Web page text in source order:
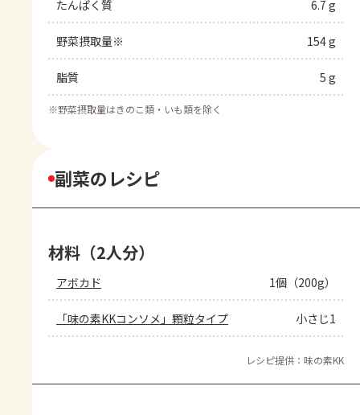
たんぱく質 6.7 g
野菜摂取量※ 154 g
脂質 5 g
※野菜摂取量はきのこ類・いも類を除く
副菜のレシピ
材料（2人分）
アボカド 1個（200g）
「味の素KKコンソメ」顆粒タイプ 小さじ1
レシピ提供：味の素KK